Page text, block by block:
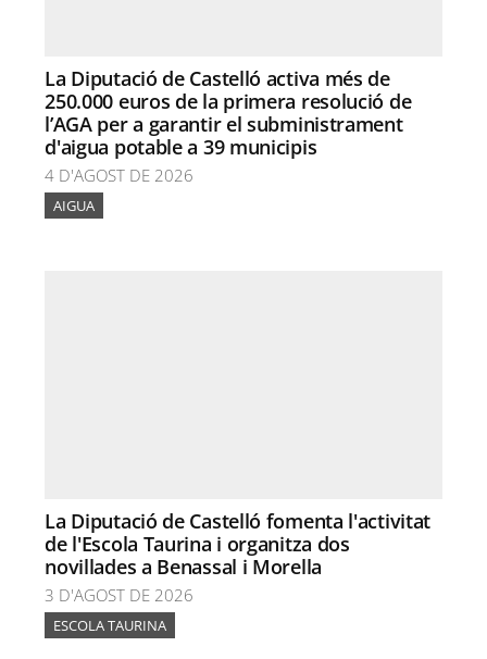
La Diputació de Castelló activa més de
250.000 euros de la primera resolució de
l’AGA per a garantir el subministrament
d'aigua potable a 39 municipis
4 D'AGOST DE 2026
AIGUA
La Diputació de Castelló fomenta l'activitat
de l'Escola Taurina i organitza dos
novillades a Benassal i Morella
3 D'AGOST DE 2026
ESCOLA TAURINA